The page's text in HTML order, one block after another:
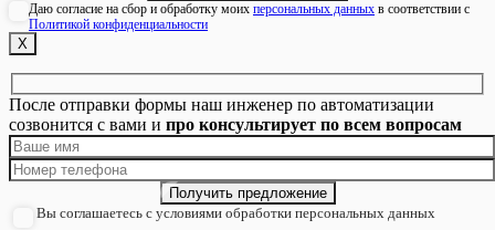
Даю согласие на сбор и обработку моих персональных данных в соответствии с
Политикой конфиденциальности
Х
После отправки формы наш инженер по автоматизации
созвонится с вами и про консультирует по всем вопросам
Вы соглашаетесь с условиями обработки персональных данных